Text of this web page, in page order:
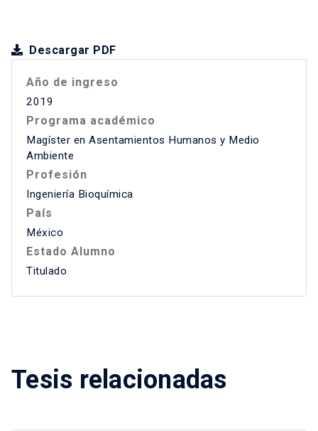
Descargar PDF
Año de ingreso
2019
Programa académico
Magíster en Asentamientos Humanos y Medio
Ambiente
Profesión
Ingeniería Bioquímica
País
México
Estado Alumno
Titulado
Tesis relacionadas